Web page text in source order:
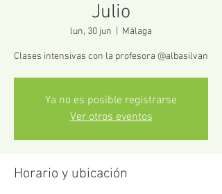
Julio
lun, 30 jun Málaga
Ya no es posible registrarse
Ver otros eventos
Horario y ubicación